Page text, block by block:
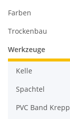
Farben
Trockenbau
Werkzeuge
Kelle
Spachtel
PVC Band Krepp